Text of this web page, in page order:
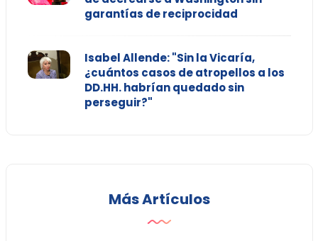
garantías de reciprocidad
Isabel Allende: "Sin la Vicaría,
¿cuántos casos de atropellos a los
DD.HH. habrían quedado sin
perseguir?"
Más Artículos